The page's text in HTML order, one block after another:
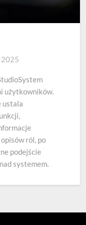
2025
użytkowników.
ustala
ról, po
podejście
systemem.